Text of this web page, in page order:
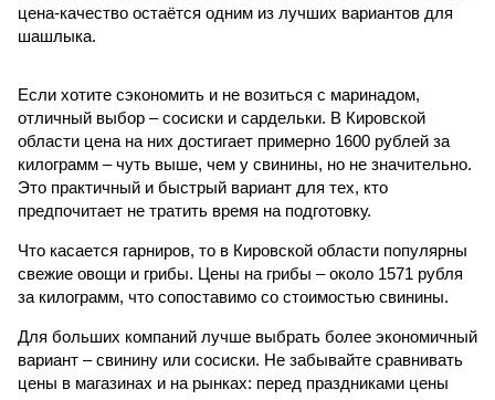
цена-качество остаётся одним из лучших вариантов для
шашлыка.
Если хотите сэкономить и не возиться с маринадом,
отличный выбор – сосиски и сардельки. В Кировской
области цена на них достигает примерно 1600 рублей за
килограмм – чуть выше, чем у свинины, но не значительно.
Это практичный и быстрый вариант для тех, кто
предпочитает не тратить время на подготовку.
Что касается гарниров, то в Кировской области популярны
свежие овощи и грибы. Цены на грибы – около 1571 рубля
за килограмм, что сопоставимо со стоимостью свинины.
Для больших компаний лучше выбрать более экономичный
вариант – свинину или сосиски. Не забывайте сравнивать
цены в магазинах и на рынках: перед праздниками цены